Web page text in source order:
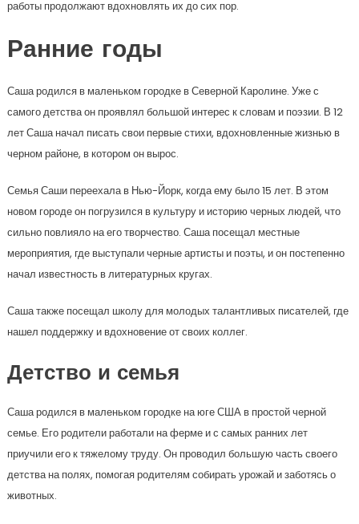
работы продолжают вдохновлять их до сих пор.
Ранние годы
Саша родился в маленьком городке в Северной Каролине. Уже с
самого детства он проявлял большой интерес к словам и поэзии. В 12
лет Саша начал писать свои первые стихи, вдохновленные жизнью в
черном районе, в котором он вырос.
Семья Саши переехала в Нью-Йорк, когда ему было 15 лет. В этом
новом городе он погрузился в культуру и историю черных людей, что
сильно повлияло на его творчество. Саша посещал местные
мероприятия, где выступали черные артисты и поэты, и он постепенно
начал известность в литературных кругах.
Саша также посещал школу для молодых талантливых писателей, где
нашел поддержку и вдохновение от своих коллег.
Детство и семья
Саша родился в маленьком городке на юге США в простой черной
семье. Его родители работали на ферме и с самых ранних лет
приучили его к тяжелому труду. Он проводил большую часть своего
детства на полях, помогая родителям собирать урожай и заботясь о
животных.